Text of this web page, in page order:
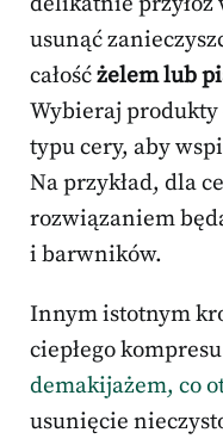
usunąć
całośćżelem lub
Wybieraj produkty
typu cery, aby
Na przykład, dla
rozwiązaniem
i barwników.
Innym istotnym
ciepłego
demakijażem, co
usunięcie